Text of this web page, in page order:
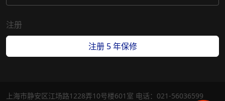
注册
注册 5 年保修
上海市静安区江场路1228弄10号楼601室 电话：021-56036599